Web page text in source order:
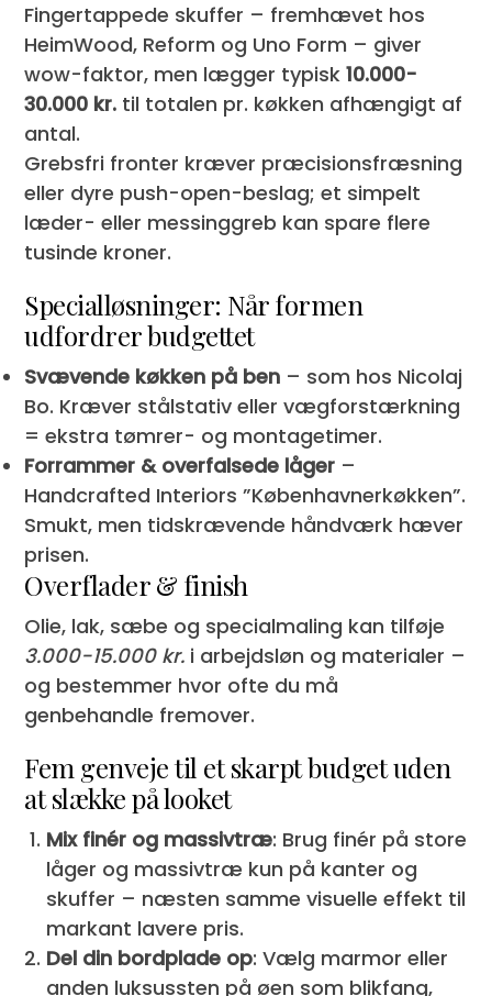
Fingertappede skuffer – fremhævet hos
HeimWood, Reform og Uno Form – giver
wow-faktor, men lægger typisk10.000-
30.000 kr. til totalen pr. køkken afhængigt af
antal.
Grebsfri fronter kræver præcisionsfræsning
eller dyre push-open-beslag; et simpelt
læder- eller messinggreb kan spare flere
tusinde kroner.
Specialløsninger: Når formen
udfordrer budgettet
Svævende køkken på ben – som hos Nicolaj
Bo. Kræver stålstativ eller vægforstærkning
= ekstra tømrer- og montagetimer.
Forrammer & overfalsede låger –
Handcrafted Interiors ”Københavnerkøkken”.
Smukt, men tidskrævende håndværk hæver
prisen.
Overflader & finish
Olie, lak, sæbe og specialmaling kan tilføje
3.000-15.000 kr. i arbejdsløn og materialer –
og bestemmer hvor ofte du må
genbehandle fremover.
Fem genveje til et skarpt budget uden
at slække på looket
Mix finér og massivtræ: Brug finér på store
låger og massivtræ kun på kanter og
skuffer – næsten samme visuelle effekt til
markant lavere pris.
Del din bordplade op: Vælg marmor eller
anden luksussten på øen som blikfang,